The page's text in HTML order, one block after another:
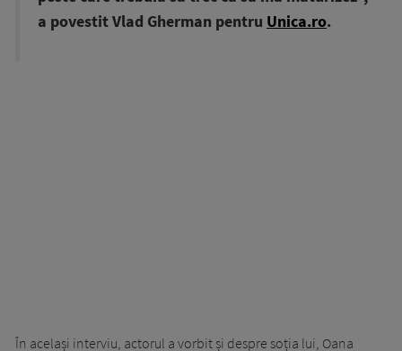
a povestit Vlad Gherman pentru Unica.ro.
În același interviu, actorul a vorbit și despre soția lui, Oana